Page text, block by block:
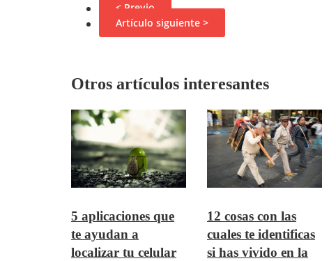
< Previo
Artículo siguiente >
Otros artículos interesantes
5 aplicaciones que
te ayudan a
localizar tu celular
12 cosas con las
cuales te identificas
si has vivido en la